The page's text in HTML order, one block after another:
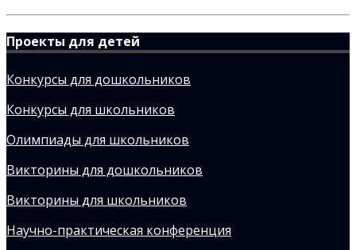
Проекты для детей
Конкурсы для дошкольников
Конкурсы для школьников
Олимпиады для школьников
Викторины для дошкольников
Викторины для школьников
Научно-практическая конференция